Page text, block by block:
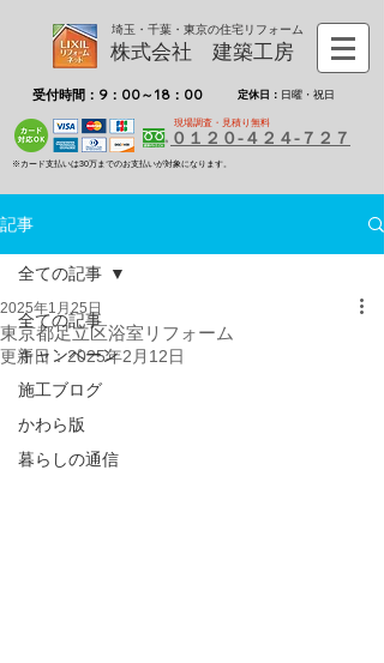
埼玉・千葉・東京の住宅リフォーム
株式会社 建築工房
受付時間：9：00～18：00 定休日： 日曜・祝日
現場調査・見積り無料
０１２０-４２４-７２７
※カード支払いは30万までのお支払いが対象になります。
記事
全ての記事
キャンペーン
施工ブログ
かわら版
暮らしの通信
全ての記事
東京都足立区浴室リフォーム
2025年1月25日
更新日：2025年2月12日